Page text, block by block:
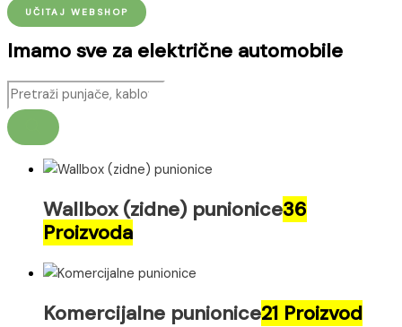
UČITAJ WEBSHOP
Imamo sve za električne automobile
Products
search
Wallbox (zidne) punionice36
Proizvoda
Komercijalne punionice21 Proizvod